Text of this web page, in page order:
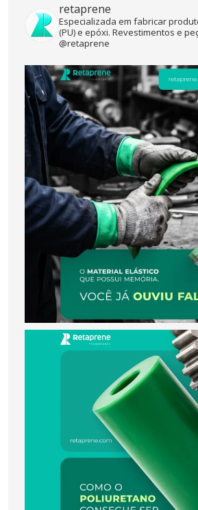
retaprene
Especializada em fabricar
(PU) e epóxi. Revestimentos e
@retaprene